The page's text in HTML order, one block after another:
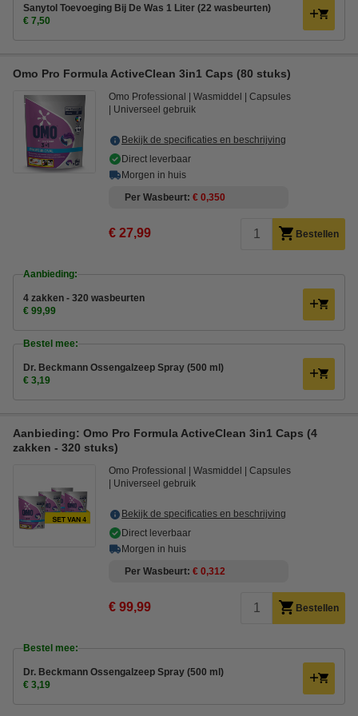
Sanytol Toevoeging Bij De Was 1 Liter (22 wasbeurten)
€ 7,50
Omo Pro Formula ActiveClean 3in1 Caps (80 stuks)
Omo Professional Wasmiddel
Capsules
Universeel gebruik
Bekijk de specificaties en beschrijving
Direct leverbaar
Morgen in huis
Per Wasbeurt € 0,350
€ 27,99 Bestellen
Aanbieding:
4 zakken - 320 wasbeurten
€ 99,99
Bestel mee:
Dr. Beckmann Ossengalzeep Spray (500 ml)
€ 3,19
Aanbieding: Omo Pro Formula ActiveClean 3in1 Caps (4
zakken - 320 stuks)
Omo Professional Wasmiddel
Capsules
Universeel gebruik
Bekijk de specificaties en beschrijving
Direct leverbaar
Morgen in huis
Per Wasbeurt € 0,312
€ 99,99 Bestellen
Bestel mee:
Dr. Beckmann Ossengalzeep Spray (500 ml)
€ 3,19